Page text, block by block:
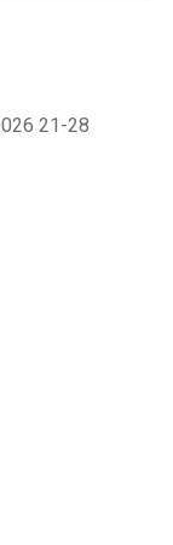
21-28